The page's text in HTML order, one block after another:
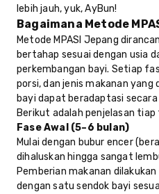
lebih jauh, yuk, AyBun!
Bagaimana Metode
Metode MPASI Jepang
bertahap sesuai dengan usia
perkembangan bayi. Setiap
porsi, dan jenis makanan
bayi dapat beradaptasi
Berikut adalah penjelasan tiap
Fase Awal (5–6 bulan)
Mulai dengan bubur encer
dihaluskan hingga sangat
Pemberian makanan
dengan satu sendok bayi